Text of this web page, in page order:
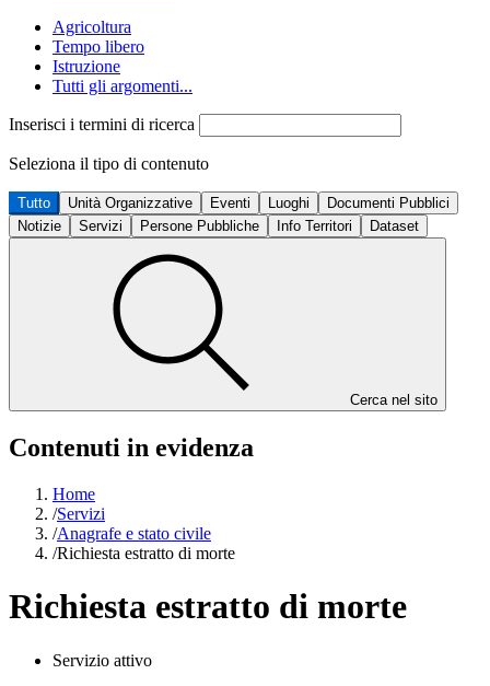
Agricoltura
Tempo libero
Istruzione
Tutti gli argomenti...
Inserisci i termini di ricerca
Seleziona il tipo di contenuto
Tutto Unità Organizzative Eventi Luoghi
Documenti Pubblici
Notizie
Servizi Persone Pubbliche Info Territori Dataset
Cerca nel sito
Contenuti in evidenza
Home
/Servizi
/Anagrafe e stato civile
/Richiesta estratto di morte
Richiesta estratto di morte
Servizio attivo